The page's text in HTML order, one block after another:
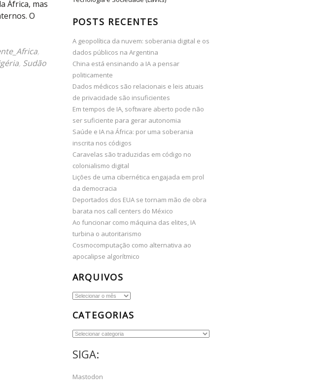
pilar
da
colonialidade
dados
África, mas
O
,
, Sudão
POSTS RECENTES
A geopolítica da nuvem: soberania digital e os
dados públicos na Argentina
China está ensinando a IA a pensar
politicamente
Dados médicos são relacionais e leis atuais
de privacidade são insuficientes
Em tempos de IA, software aberto pode não
ser suficiente para gerar autonomia
Saúde e IA na África: por uma soberania
inscrita nos códigos
Caravelas são traduzidas em código no
colonialismo digital
Lições de uma cibernética engajada em prol
da democracia
Deportados dos EUA se tornam mão de obra
barata nos call centers do México
Ao funcionar como máquina das elites, IA
turbina o autoritarismo
Cosmocomputação como alternativa ao
apocalipse algorítmico
ARQUIVOS
Arquivos
CATEGORIAS
Categorias
SIGA:
Mastodon